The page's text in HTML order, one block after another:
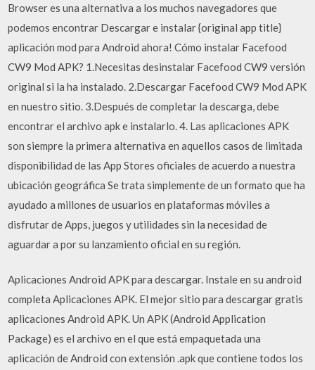
Browser es una alternativa a los muchos navegadores que
podemos encontrar Descargar e instalar {original app title}
aplicación mod para Android ahora! Cómo instalar Facefood
CW9 Mod APK? 1.Necesitas desinstalar Facefood CW9 versión
original si la ha instalado. 2.Descargar Facefood CW9 Mod APK
en nuestro sitio. 3.Después de completar la descarga, debe
encontrar el archivo apk e instalarlo. 4. Las aplicaciones APK
son siempre la primera alternativa en aquellos casos de limitada
disponibilidad de las App Stores oficiales de acuerdo a nuestra
ubicación geográfica Se trata simplemente de un formato que ha
ayudado a millones de usuarios en plataformas móviles a
disfrutar de Apps, juegos y utilidades sin la necesidad de
aguardar a por su lanzamiento oficial en su región.
Aplicaciones Android APK para descargar. Instale en su android
completa Aplicaciones APK. El mejor sitio para descargar gratis
aplicaciones Android APK. Un APK (Android Application
Package) es el archivo en el que está empaquetada una
aplicación de Android con extensión .apk que contiene todos los